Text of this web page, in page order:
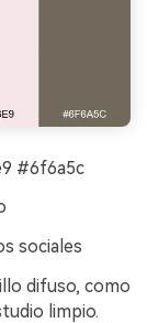
#6f6a5c
sociales
difuso, como
limpio.